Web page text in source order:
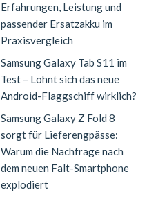
Erfahrungen, Leistung und
passender Ersatzakku im
Praxisvergleich
Samsung Galaxy Tab S11 im
Test – Lohnt sich das neue
Android-Flaggschiff wirklich?
Samsung Galaxy Z Fold 8
sorgt für Lieferengpässe:
Warum die Nachfrage nach
dem neuen Falt-Smartphone
explodiert